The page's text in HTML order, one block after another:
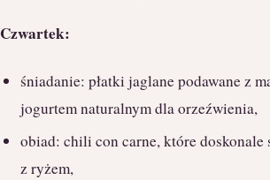
Czwartek:
śniadanie: płatki jaglane podawane z
jogurtem naturalnym dla orzeźwienia,
obiad: chili con carne, które doskonale
z ryżem,